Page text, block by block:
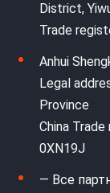
District,
Trade
Anhui
Legal
Province
China
0XN19J
— Все